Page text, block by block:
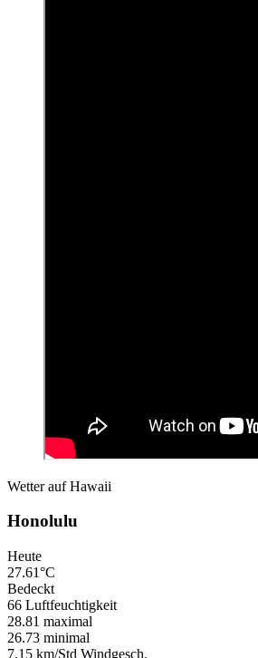
Wetter auf Hawaii
Honolulu
Heute
27.61°C
Bedeckt
66 Luftfeuchtigkeit
28.81 maximal
26.73 minimal
7.15 km/Std Windgesch.